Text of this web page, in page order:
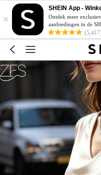
×
SHEIN App -
Ontdek meer
aanbiedingen in de